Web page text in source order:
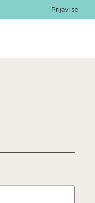
Prijavi se